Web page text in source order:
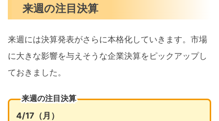
来週の注目決算
来週には決算発表がさらに本格化していきます。市場
に大きな影響を与えそうな企業決算をピックアップし
ておきました。
来週の注目決算
4/17（月）